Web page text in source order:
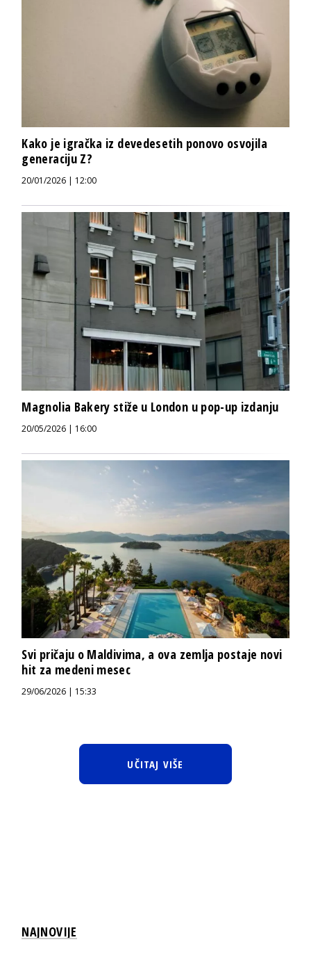
Kako je igračka iz devedesetih ponovo osvojila
generaciju Z?
20/01/2026 | 12:00
Magnolia Bakery stiže u London u pop-up izdanju
20/05/2026 | 16:00
Svi pričaju o Maldivima, a ova zemlja postaje novi
hit za medeni mesec
29/06/2026 | 15:33
UČITAJ VIŠE
NAJNOVIJE